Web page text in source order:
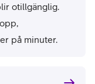
otillgänglig.
på minuter.